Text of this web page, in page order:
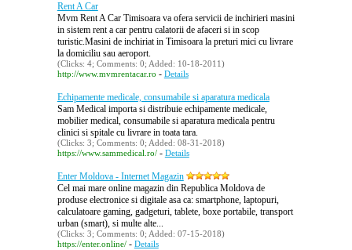
Rent A Car
Mvm Rent A Car Timisoara va ofera servicii de inchirieri masini
in sistem rent a car pentru calatorii de afaceri si in scop
turistic.Masini de inchiriat in Timisoara la preturi mici cu livrare
la domiciliu sau aeroport.
(Clicks: 4; Comments: 0; Added: 10-18-2011)
http://www.mvmrentacar.ro - Details
Echipamente medicale, consumabile si aparatura medicala
Sam Medical importa si distribuie echipamente medicale,
mobilier medical, consumabile si aparatura medicala pentru
clinici si spitale cu livrare in toata tara.
(Clicks: 3; Comments: 0; Added: 08-31-2018)
https://www.sammedical.ro/- Details
Enter Moldova - Internet Magazin
Cel mai mare online magazin din Republica Moldova de
produse electronice si digitale asa ca: smartphone, laptopuri,
calculatoare gaming, gadgeturi, tablete, boxe portabile, transport
urban (smart), si multe alte...
(Clicks: 3; Comments: 0; Added: 07-15-2018)
https://enter.online/- Details